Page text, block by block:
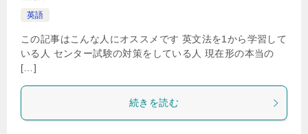
英語
この記事はこんな人にオススメです 英文法を1から学習して
いる人 センター試験の対策をしている人 現在形の本当の
[…]
続きを読む